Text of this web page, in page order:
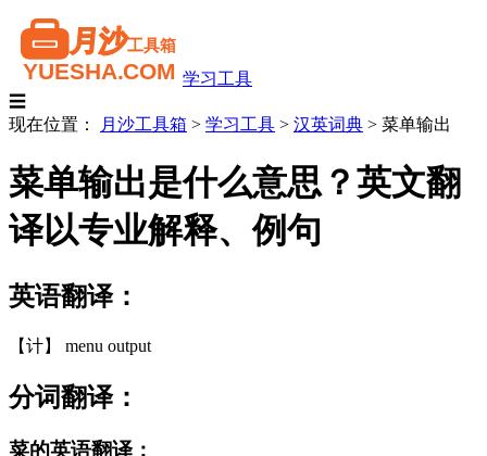
学习工具
☰
现在位置：
月沙工具箱 > 学习工具 > 汉英词典 > 菜单输出
菜单输出是什么意思？英文翻
译以专业解释、例句
英语翻译：
【计】 menu output
分词翻译：
菜的英语翻译：